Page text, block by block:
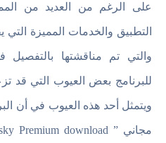
على الرغم من العديد من
التطبيق والخدمات المميزة
والتي تم مناقشتها بالتفصيل
للبرنامج بعض العيوب التي
ويتمثل أحد هذه العيوب في أن